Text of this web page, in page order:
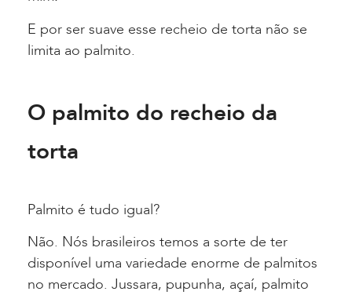
E por ser suave esse recheio de torta não se
limita ao palmito.
O palmito do recheio da
torta
Palmito é tudo igual?
Não. Nós brasileiros temos a sorte de ter
disponível uma variedade enorme de palmitos
no mercado. Jussara, pupunha, açaí, palmito